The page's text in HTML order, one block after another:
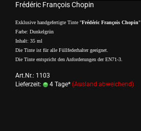
Frédéric François Chopin
Exklusive handgefertigte Tinte "Frédéric François Chopin"
Farbe: Dunkelgrün
Inhalt: 35 ml
Die Tinte ist für alle Füllfederhalter geeignet.
Die Tinte entspricht den Anforderungen der EN71-3.
Art.Nr.: 1103
Lieferzeit:
4 Tage* (Ausland abweichend)